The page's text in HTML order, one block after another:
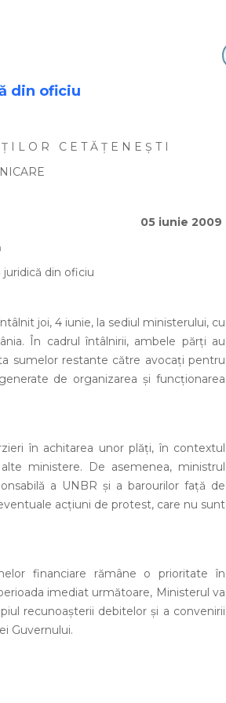
din oficiu
I L O R C E T Ă Ţ E N E Ş T I
05 iunie 2009
din oficiu
joi, 4 iunie, la sediul ministerului, cu
În cadrul întâlnirii, ambele părţi au
sumelor restante către avocaţi pentru
de organizarea şi funcţionarea
în achitarea unor plăţi, în contextul
ministere. De asemenea, ministrul
a UNBR şi a barourilor faţă de
acţiuni de protest, care nu sunt
financiare rămâne o prioritate în
imediat următoare, Ministerul va
recunoaşterii debitelor şi a convenirii
Guvernului.